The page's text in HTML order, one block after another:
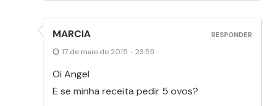
MARCIA
17 de maio de 2015 - 23:59
Oi Angel
E se minha receita pedir 5 ovos?
RESPONDER